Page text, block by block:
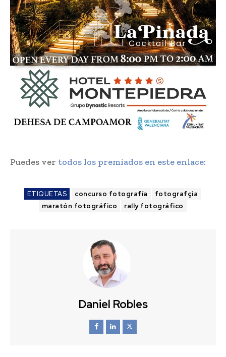
Puedes ver todos los premiados en este enlace:
ETIQUETAS concurso fotografía
fotografçia
maratón fotográfico
rally fotográfico
Daniel Robles